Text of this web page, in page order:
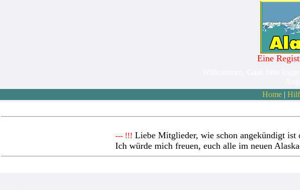
Eine
Home|
--- !!! Liebe Mitglieder, wie schon angekündigt ist
Ich würde mich freuen, euch alle im neuen